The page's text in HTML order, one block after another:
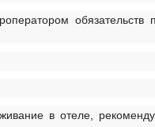
обязательств
в отеле,